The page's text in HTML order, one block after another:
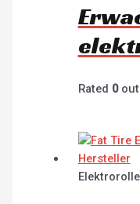
Rated 0out